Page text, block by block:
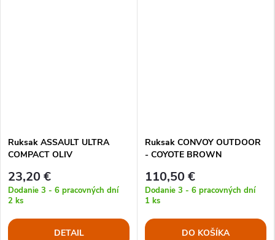
Ruksak ASSAULT ULTRA
COMPACT OLIV
23,20 €
Dodanie 3 - 6 pracovných dní
2 ks
DETAIL
Ruksak CONVOY OUTDOOR
- COYOTE BROWN
110,50 €
Dodanie 3 - 6 pracovných dní
1 ks
DO KOŠÍKA